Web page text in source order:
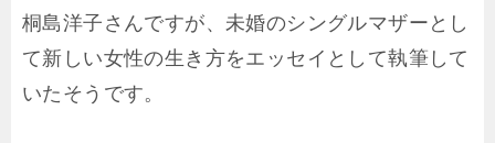
桐島洋子さんですが、未婚のシングルマザーとし
て新しい女性の生き方をエッセイとして執筆して
いたそうです。